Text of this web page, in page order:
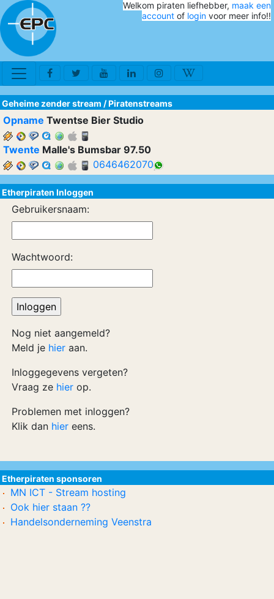
Welkom piraten liefhebber, maak een
account of login voor meer info!!
Geheime zender stream /Piratenstreams
Opname Twentse Bier Studio
Twente Malle's Bumsbar 97.50
0646462070
Etherpiraten Inloggen
Gebruikersnaam:
Wachtwoord:
Nog niet aangemeld?
Meld je hier aan.
Inloggegevens vergeten?
Vraag ze hier op.
Problemen met inloggen?
Klik dan hier eens.
Etherpiraten sponsoren
MN ICT - Stream hosting
Ook hier staan ??
Handelsonderneming Veenstra